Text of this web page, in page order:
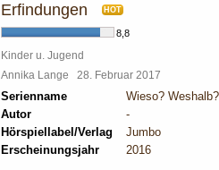
Erfindungen HOT
8,8
Kinder u. Jugend
Annika Lange 28. Februar 2017
Serienname
Wieso?
Autor
-
Hörspiellabel/Verlag
Jumbo
Erscheinungsjahr
2016